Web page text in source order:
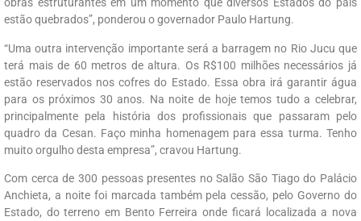
obras estruturantes em um momento que diversos Estados do país
estão quebrados”, ponderou o governador Paulo Hartung.
“Uma outra intervenção importante será a barragem no Rio Jucu que
terá mais de 60 metros de altura. Os R$100 milhões necessários já
estão reservados nos cofres do Estado. Essa obra irá garantir água
para os próximos 30 anos. Na noite de hoje temos tudo a celebrar,
principalmente pela história dos profissionais que passaram pelo
quadro da Cesan. Faço minha homenagem para essa turma. Tenho
muito orgulho desta empresa”, cravou Hartung.
Com cerca de 300 pessoas presentes no Salão São Tiago do Palácio
Anchieta, a noite foi marcada também pela cessão, pelo Governo do
Estado, do terreno em Bento Ferreira onde ficará localizada a nova